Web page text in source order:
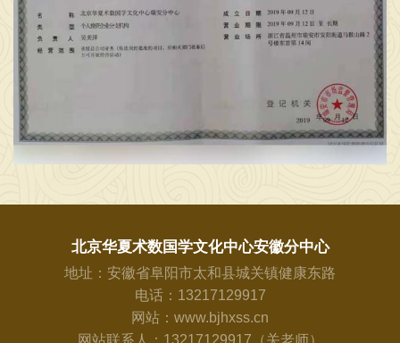
北京华夏术数国学文化中心安徽分中心
地址：安徽省阜阳市太和县城关镇健康东路
电话：13217129917
网站：www.bjhxss.cn